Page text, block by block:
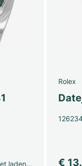
laden...
Rolex
€